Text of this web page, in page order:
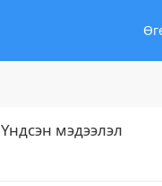
Үндсэн мэдээлэл